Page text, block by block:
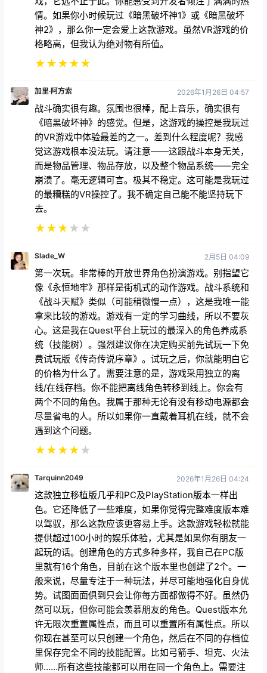
情。如果你小时候玩过《暗黑破坏神1》或《暗黑破坏
神2》，那么你一定会爱上这款游戏。虽然VR游戏的价
格略高，但我认为绝对物有所值。
★★★★★
加里·阿方索 2026年1月26日 04:57
战斗确实很有趣。氛围也很棒，配上音乐，确实很有
《暗黑破坏神》的感觉。但是，这游戏的操控是我玩过
的VR游戏中体验最差的之一。差到什么程度呢？我感
觉这游戏根本没法玩。请注意——这跟战斗本身无关，
而是物品管理、物品存放，以及整个物品系统——完全
崩溃了。毫无逻辑可言。极其不稳定。这可能是我玩过
的最糟糕的VR操控了。我不确定自己能不能坚持玩下
去。
★★★★ ★
Slade_W 2月5日 04:09
第一次玩。非常棒的开放世界角色扮演游戏。别指望它
像《永恒地牢》那样是街机式的动作游戏。战斗系统和
《战斗天赋》类似（可能稍微慢一点），这是我唯一能
拿来比较的游戏。游戏有一定的学习曲线，所以不要灰
心。这是我在Quest平台上玩过的最深入的角色养成系
统（技能树）。强烈建议你在决定购买前先试玩一下免
费试玩版《传奇传说序章》。试玩之后，你就能明白它
的价格为什么了。需要注意的是，游戏采用独立的离
线/在线存档。你不能把离线角色转移到线上。你会有
两个不同的角色。我属于那种无论有没有移动电源都会
尽量省电的人。所以如果你一直戴着耳机在线，就不会
遇到这个问题。
★★★★★
Tarquinn2049 2026年1月26日 04:24
这款独立移植版几乎和PC及PlayStation版本一样出
色。它还降低了一些难度，如果你觉得完整难度版本难
以驾驭，那么这款应该更容易上手。这款游戏轻松就能
提供超过100小时的娱乐体验，尤其是如果你有朋友一
起玩的话。创建角色的方式多种多样，我自己在PC版
里就有16个角色，目前在这个版本里也创建了2个。一
般来说，尽量专注于一种玩法，并尽可能地强化自身优
势。试图面面俱到只会让你每方面都做得不好。虽然仍
然可以玩，但你可能会羡慕朋友的角色。Quest版本允
许无限次重置属性点，而且可以重置所有属性点。所以
你现在甚至可以只创建一个角色，然后在不同的存档位
里保存完全不同的技能配置。比如弓箭手、坦克、火法
师……所有这些技能都可以用在同一个角色上。需要注